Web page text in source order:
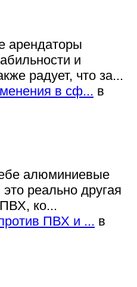
арендаторы
и
радует, что за...
в сф... в
алюминиевые
реально другая
ко...
ПВХ и ... в